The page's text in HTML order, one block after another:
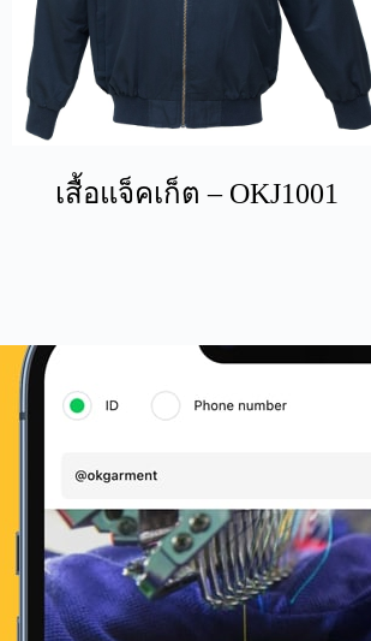
เสื้อแจ็คเก็ต – OKJ1001